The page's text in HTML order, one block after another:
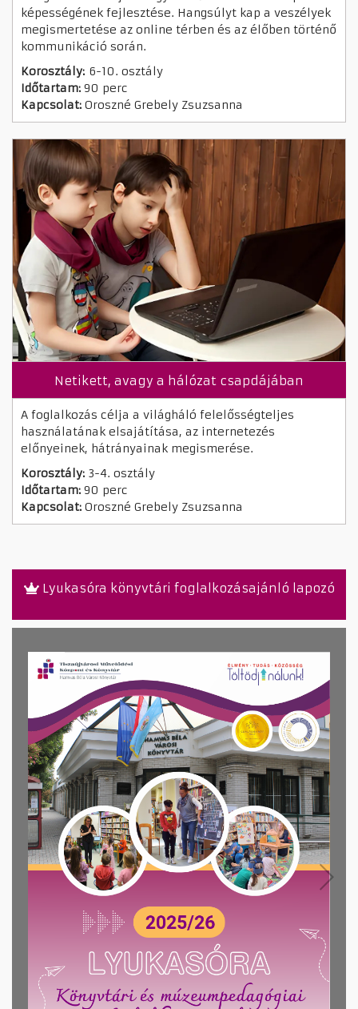
képességének fejlesztése. Hangsúlyt kap a veszélyek
megismertetése az online térben és az élőben történő
kommunikáció során.
Korosztály: 6-10. osztály
Időtartam: 90 perc
Kapcsolat: Oroszné Grebely Zsuzsanna
Netikett, avagy a hálózat csapdájában
A foglalkozás célja a világháló felelősségteljes
használatának elsajátítása, az internetezés
előnyeinek, hátrányainak megismerése.
Korosztály: 3-4. osztály
Időtartam: 90 perc
Kapcsolat: Oroszné Grebely Zsuzsanna
Lyukasóra könyvtári foglalkozásajánló lapozó